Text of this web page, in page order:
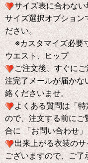
サイズ表に合わな
サイズ選択オブション
ださい。
※カスタマイズ必要
ウエスト、ヒップ
ご注文後、すぐに
注完了メールが届かな
絡くださいませ。
よくある質問は「
ので、注文する前にご
合に 「お問い合わせ
出来上がる衣装の
ございますので、ご了